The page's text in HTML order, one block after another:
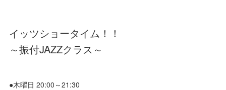
イッツショータイム！！
～振付JAZZクラス～
●木曜日 20:00～21:30